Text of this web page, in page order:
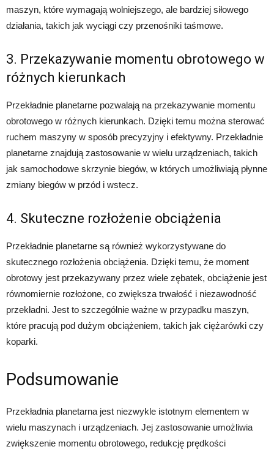
maszyn, które wymagają wolniejszego, ale bardziej siłowego
działania, takich jak wyciągi czy przenośniki taśmowe.
3. Przekazywanie momentu obrotowego w
różnych kierunkach
Przekładnie planetarne pozwalają na przekazywanie momentu
obrotowego w różnych kierunkach. Dzięki temu można sterować
ruchem maszyny w sposób precyzyjny i efektywny. Przekładnie
planetarne znajdują zastosowanie w wielu urządzeniach, takich
jak samochodowe skrzynie biegów, w których umożliwiają płynne
zmiany biegów w przód i wstecz.
4. Skuteczne rozłożenie obciążenia
Przekładnie planetarne są również wykorzystywane do
skutecznego rozłożenia obciążenia. Dzięki temu, że moment
obrotowy jest przekazywany przez wiele zębatek, obciążenie jest
równomiernie rozłożone, co zwiększa trwałość i niezawodność
przekładni. Jest to szczególnie ważne w przypadku maszyn,
które pracują pod dużym obciążeniem, takich jak ciężarówki czy
koparki.
Podsumowanie
Przekładnia planetarna jest niezwykle istotnym elementem w
wielu maszynach i urządzeniach. Jej zastosowanie umożliwia
zwiększenie momentu obrotowego, redukcję prędkości